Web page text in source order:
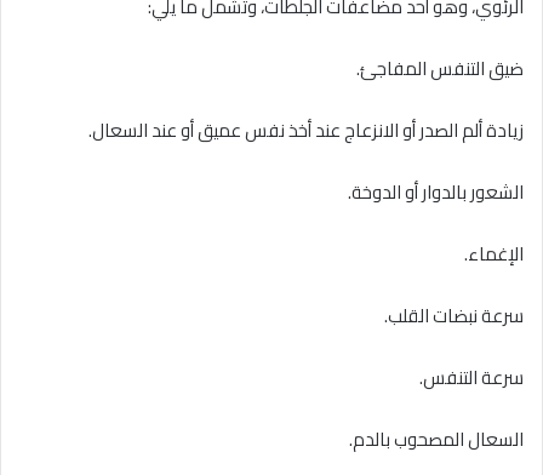
ضيق التنفس المفاجئ.
زيادة ألم الصدر أو الانزعاج عند أخذ نفس عميق أو عند السعال.
الشعور بالدوار أو الدوخة.
الإغماء.
سرعة نبضات القلب.
سرعة التنفس.
السعال المصحوب بالدم.